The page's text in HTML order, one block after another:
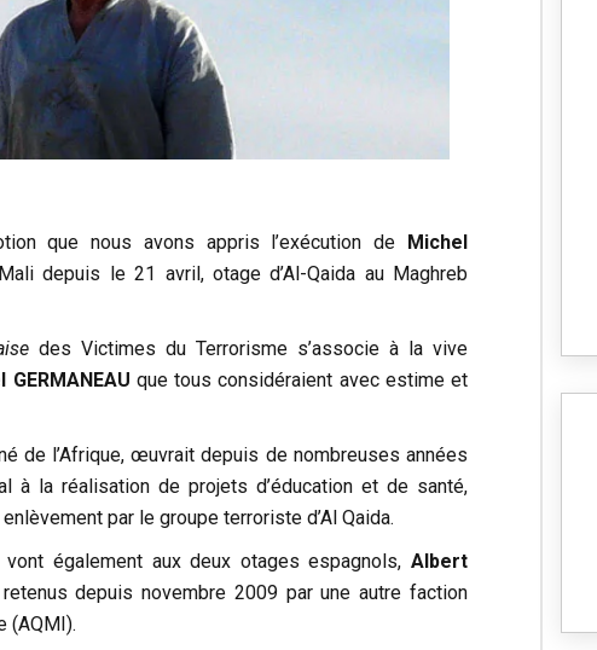
que nous avons appris l’exécution de Michel
depuis le 21 avril, otage d’Al-Qaida au Maghreb
des Victimes du Terrorisme s’associe à la vive
GERMANEAU que tous considéraient avec estime et
de l’Afrique, œuvrait depuis de nombreuses années
à la réalisation de projets d’éducation et de santé,
par le groupe terroriste d’Al Qaida.
également aux deux otages espagnols, Albert
depuis novembre 2009 par une autre faction
(AQMI).